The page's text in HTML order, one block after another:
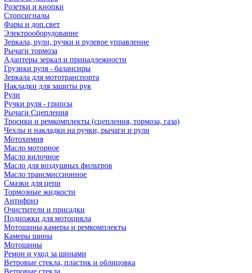
Розетки и кнопки
Стопсигналы
Фары и доп.свет
Электрооборудование
Зеркала, рули, ручки и рулевое управление
Рычаги тормоза
Адаптеры зеркал и принадлежности
Грузики руля - балансиры
Зеркала для мототранспорта
Накладки для защиты рук
Рули
Ручки руля - грипсы
Рычаги Сцепления
Тросики и ремкомплекты (сцепления, тормоза, газа)
Чехлы и накладки на ручки, рычаги и рули
Мотохимия
Масло моторное
Масло вилочное
Масло для воздушных фильтров
Масло трансмиссионное
Смазки для цепи
Тормозные жидкости
Антифриз
Очистители и присадки
Подножки для мотоцикла
Мотошины,камеры и ремкомплекты
Камеры шины
Мотошины
Ремон и уход за шинами
Ветровые стекла, пластик и облицовка
Ветровые стекла